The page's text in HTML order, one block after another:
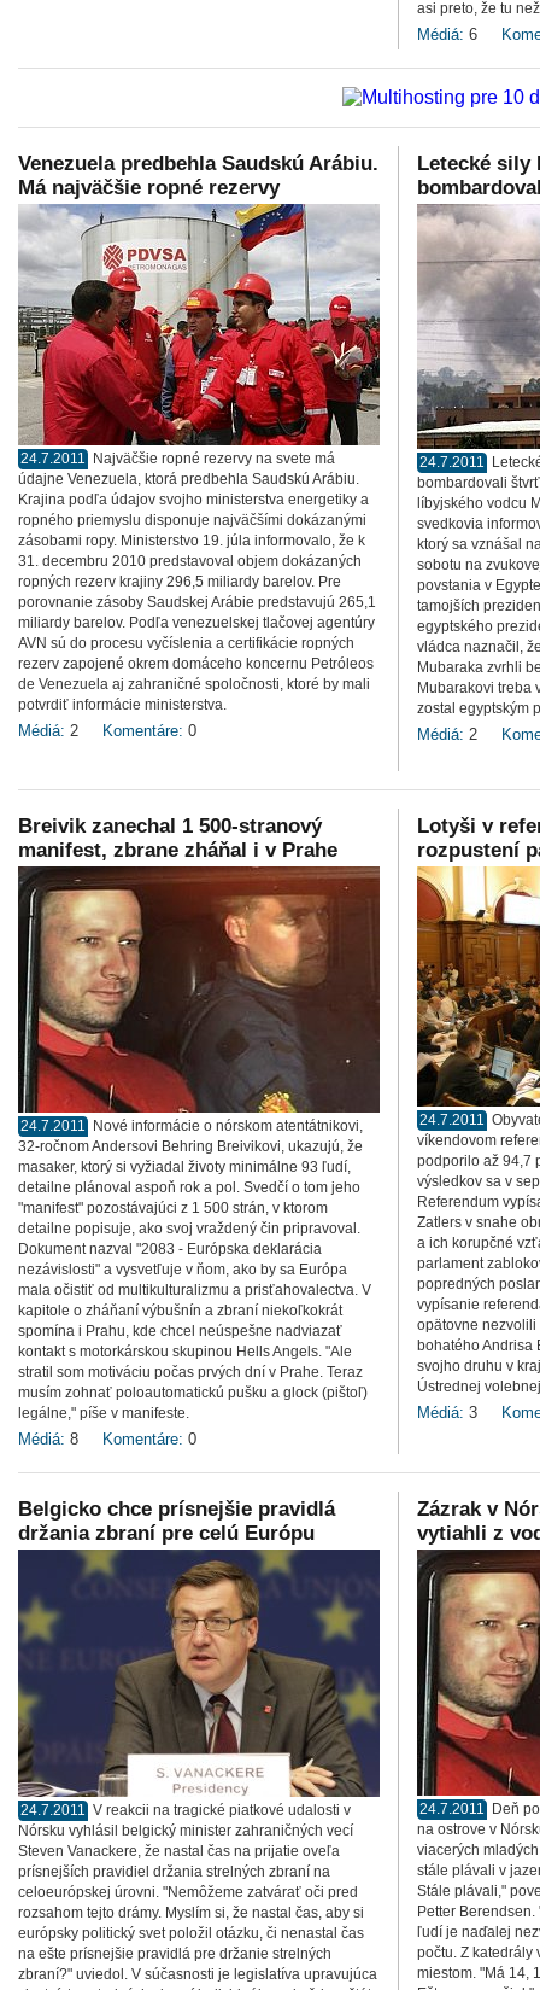
asi preto, že tu
Médiá: 6
Venezuela predbehla Saudskú Arábiu.
Má najväčšie ropné rezervy
24.7.2011
Najväčšie ropné rezervy na svete má
údajne Venezuela, ktorá predbehla Saudskú Arábiu.
Krajina podľa údajov svojho ministerstva energetiky a
ropného priemyslu disponuje najväčšími dokázanými
zásobami ropy. Ministerstvo 19. júla informovalo, že k
31. decembru 2010 predstavoval objem dokázaných
ropných rezerv krajiny 296,5 miliardy barelov. Pre
porovnanie zásoby Saudskej Arábie predstavujú 265,1
miliardy barelov. Podľa venezuelskej tlačovej agentúry
AVN sú do procesu vyčíslenia a certifikácie ropných
rezerv zapojené okrem domáceho koncernu Petróleos
de Venezuela aj zahraničné spoločnosti, ktoré by mali
potvrdiť informácie ministerstva.
Médiá: 2 Komentáre: 0
Letecké sily
24.7.2011
bombardovali
líbyjského vodcu
svedkovia
ktorý sa vznášal
sobotu na
povstania v
tamojších
egyptského
vládca naznačil,
Mubaraka zvrhli
Mubarakovi treba
zostal egyptským
Médiá: 2
Breivik zanechal 1 500-stranový
manifest, zbrane zháňal i v Prahe
24.7.2011
Nové informácie o nórskom atentátnikovi,
32-ročnom Andersovi Behring Breivikovi, ukazujú, že
masaker, ktorý si vyžiadal životy minimálne 93 ľudí,
detailne plánoval aspoň rok a pol. Svedčí o tom jeho
"manifest" pozostávajúci z 1 500 strán, v ktorom
detailne popisuje, ako svoj vraždený čin pripravoval.
Dokument nazval "2083 - Európska deklarácia
nezávislosti" a vysvetľuje v ňom, ako by sa Európa
mala očistiť od multikulturalizmu a prisťahovalectva. V
kapitole o zháňaní výbušnín a zbraní niekoľkokrát
spomína i Prahu, kde chcel neúspešne nadviazať
kontakt s motorkárskou skupinou Hells Angels. "Ale
stratil som motiváciu počas prvých dní v Prahe. Teraz
musím zohnať poloautomatickú pušku a glock (pištoľ)
legálne," píše v manifeste.
Médiá: 8 Komentáre: 0
Lotyši v
rozpustení
24.7.2011
víkendovom
podporilo až 94,7
výsledkov sa v
Referendum
Zatlers v snahe
a ich korupčné
parlament
popredných
vypísanie
opätovne
bohatého Andrisa
svojho druhu v
Ústrednej
Médiá: 3
Belgicko chce prísnejšie pravidlá
držania zbraní pre celú Európu
24.7.2011 V reakcii na tragické piatkové udalosti v
Nórsku vyhlásil belgický minister zahraničných vecí
Steven Vanackere, že nastal čas na prijatie oveľa
prísnejších pravidiel držania strelných zbraní na
celoeurópskej úrovni. "Nemôžeme zatvárať oči pred
rozsahom tejto drámy. Myslím si, že nastal čas, aby si
európsky politický svet položil otázku, či nenastal čas
na ešte prísnejšie pravidlá pre držanie strelných
zbraní?" uviedol. V súčasnosti je legislatíva upravujúca
Zázrak v
vytiahli z
24.7.2011
Deň
na ostrove v
viacerých
stále plávali v
Stále plávali,"
Petter
ľudí je naďalej
počtu. Z katedrály
miestom. "Má 14,